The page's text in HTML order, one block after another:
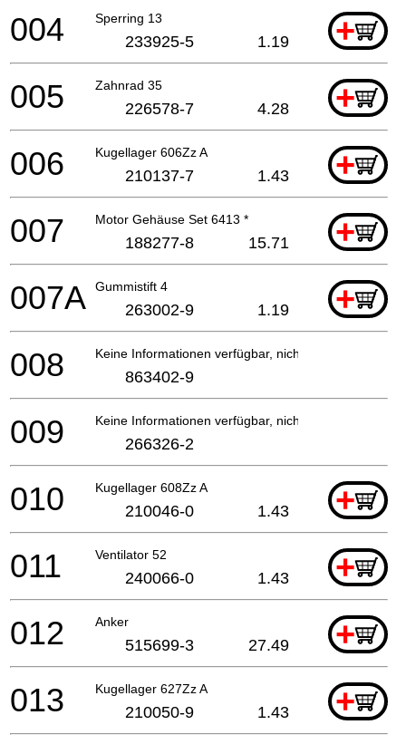
Sperring 13 +
004 233925-5 1.19
Zahnrad 35 +
005 226578-7 4.28
Kugellager 606Zz A +
006 210137-7 1.43
Motor Gehäuse Set 6413 * +
007 188277-8 15.71
Gummistift 4 +
007A 263002-9 1.19
Keine Informationen verfügbar, nicht bestellbar
008 863402-9
Keine Informationen verfügbar, nicht bestellbar
009 266326-2
Kugellager 608Zz A +
010 210046-0 1.43
Ventilator 52 +
011 240066-0 1.43
Anker +
012 515699-3 27.49
Kugellager 627Zz A +
013 210050-9 1.43